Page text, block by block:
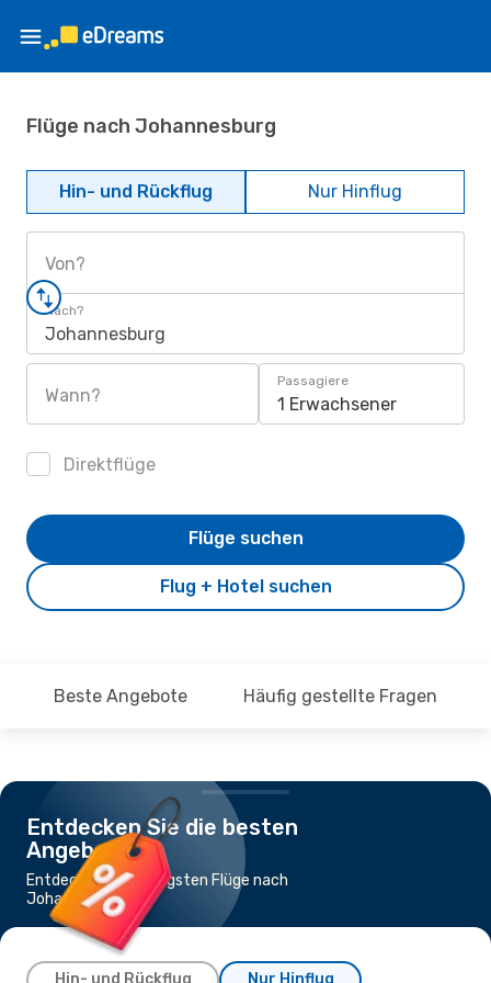
Flüge nach Johannesburg
Hin- und Rückflug Nur Hinflug
Von?
Nach?
Johannesburg
Wann?
Passagiere
1 Erwachsener
Direktflüge
Flug + Hotel suchen
Flüge suchen
Beste Angebote Häufig gestellte Fragen
Entdecken Sie die besten
Angebote
Entdecke die günstigsten Flüge nach
Johannesburg
Hin- und Rückflug Nur Hinflug